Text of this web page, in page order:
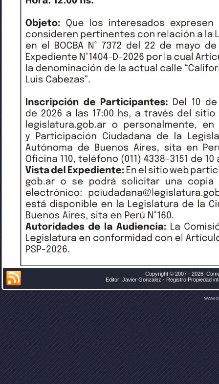
Copyright © 2007 - 2026.
Editor: Javier Gonzalez - Registro Propiedad